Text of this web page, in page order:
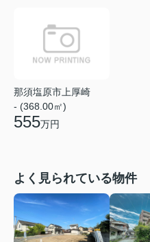
那須塩原市上厚崎
- (368.00㎡)
555万円
よく見られている物件